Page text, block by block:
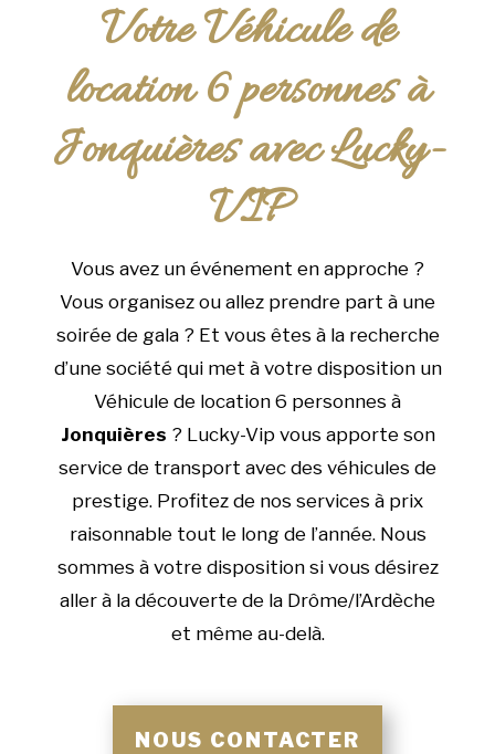
Votre Véhicule de
location 6 personnes à
Jonquières avec Lucky-
VIP
Vous avez un événement en approche ?
Vous organisez ou allez prendre part à une
soirée de gala ? Et vous êtes à la recherche
d’une société qui met à votre disposition un
Véhicule de location 6 personnes à
Jonquières ? Lucky-Vip vous apporte son
service de transport avec des véhicules de
prestige. Profitez de nos services à prix
raisonnable tout le long de l’année. Nous
sommes à votre disposition si vous désirez
aller à la découverte de la Drôme/l’Ardèche
et même au-delà.
NOUS CONTACTER